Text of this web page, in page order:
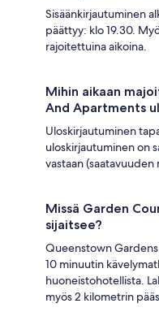
Sisäänkirjautuminen
päättyy: klo 19.30.
rajoitettuina aikoina.
Mihin aikaan
And Apartments
Uloskirjautuminen
uloskirjautuminen on
vastaan (saatavuuden
Missä Garden
sijaitsee?
Queenstown
10 minuutin
huoneistohotellista.
myös 2 kilometrin